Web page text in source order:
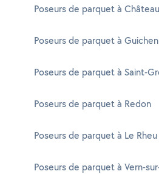
Poseurs de parquet à
Poseurs de parquet à Guichen
Poseurs de parquet à Saint-
Poseurs de parquet à Redon
Poseurs de parquet à Le Rheu
Poseurs de parquet à Vern-